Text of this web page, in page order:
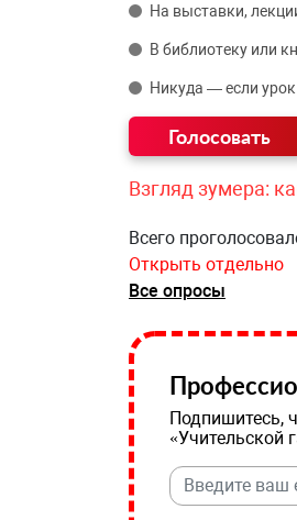
На выставки,
В библиотеку или
Никуда — если
Взгляд зумера:
Всего
Открыть отдельно
Все опросы
Подпишитесь,
«Учительской